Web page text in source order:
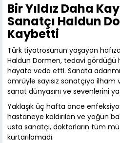
Bir Yıldız Daha
Sanatçı Haldun
Kaybetti
Türk tiyatrosunun yaşayan
Haldun Dormen, tedavi gördüğü
hayata veda etti. Sanata
ömrüyle sayısız sanatçıya ilham
sanat dünyasını ve sevenlerini
Yaklaşık üç hafta önce
hastaneye kaldırılan ve yoğun
usta sanatçı, doktorların tüm
kurtarılamadı.